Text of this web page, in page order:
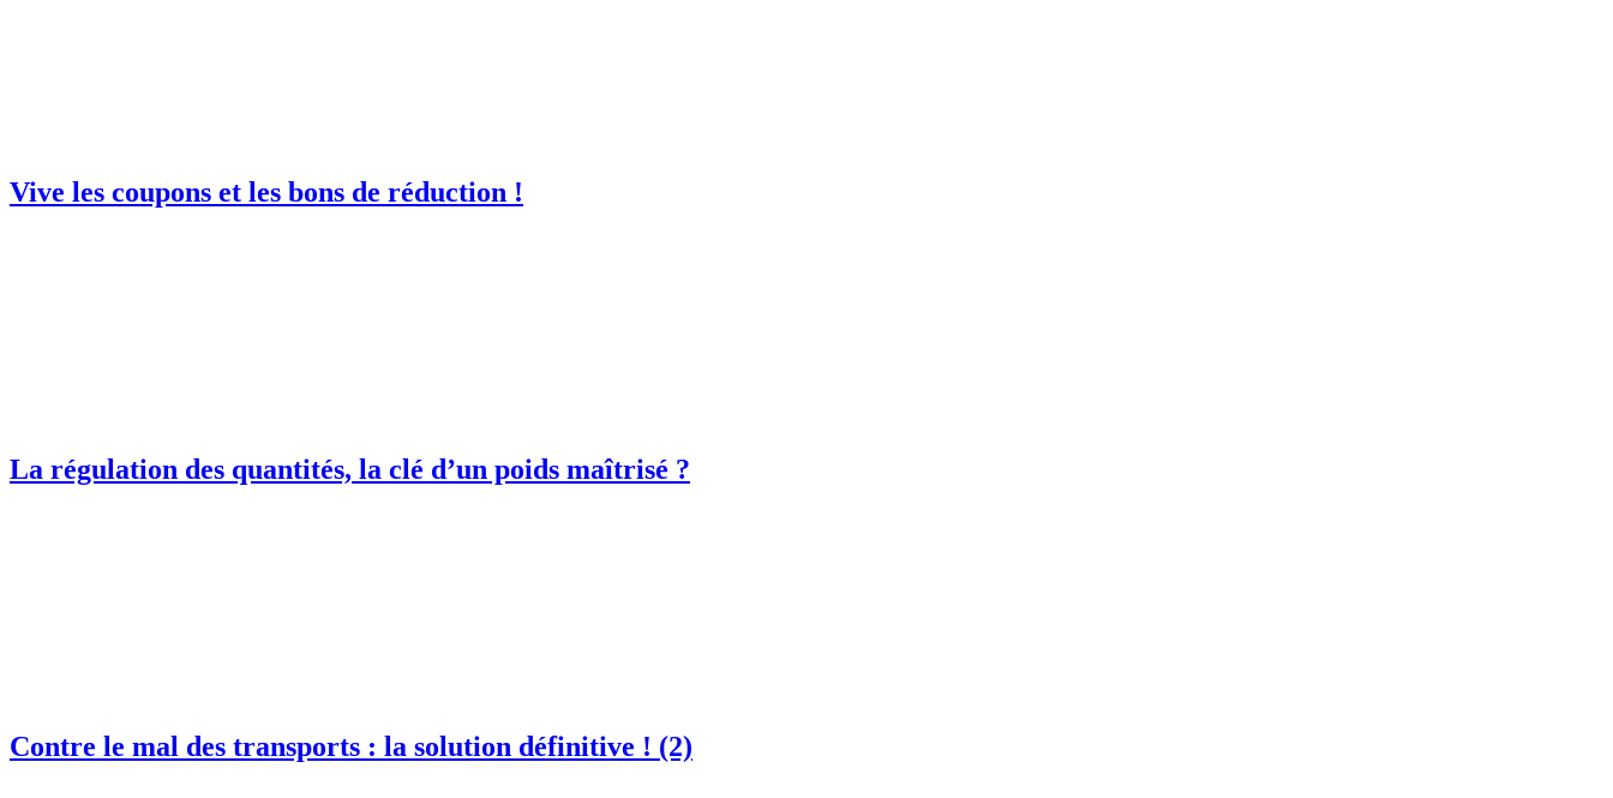
Vive les coupons et les bons de réduction !
La régulation des quantités, la clé d’un poids maîtrisé ?
Contre le mal des transports : la solution définitive ! (2)